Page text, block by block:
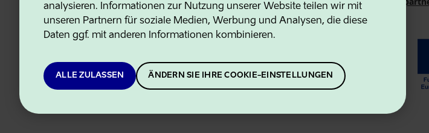
analysieren. Informationen zur Nutzung unserer Website teilen wir mit
unseren Partnern für soziale Medien, Werbung und Analysen, die diese
Daten ggf. mit anderen Informationen kombinieren.
ALLE ZULASSEN ÄNDERN SIE IHRE COOKIE-EINSTELLUNGEN